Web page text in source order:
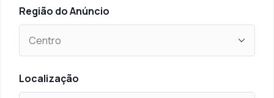
Região do Anúncio
Localização